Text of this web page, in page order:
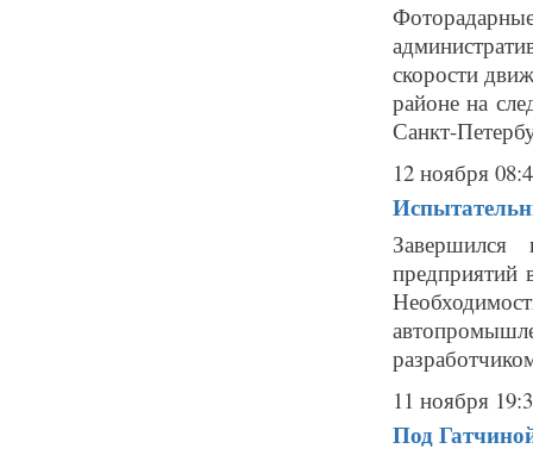
скорости
районе на
Санкт-
12 ноября
Завершился
предприятий
11 ноября
Под